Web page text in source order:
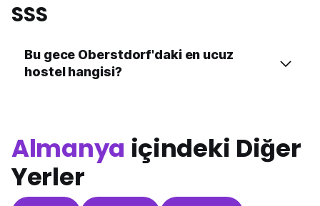
SSS
Bu gece Oberstdorf'daki en ucuz
hostel hangisi?
Almanya içindeki Diğer
Yerler